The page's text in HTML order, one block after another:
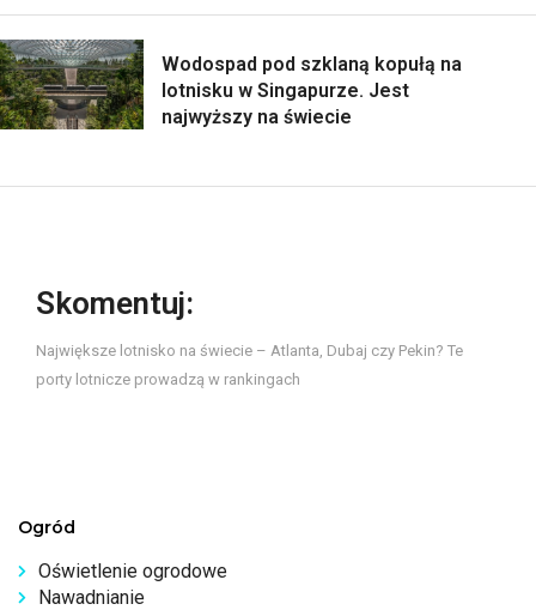
Wodospad pod szklaną kopułą na
lotnisku w Singapurze. Jest
najwyższy na świecie
Skomentuj:
Największe lotnisko na świecie – Atlanta, Dubaj czy Pekin? Te
porty lotnicze prowadzą w rankingach
Ogród
Oświetlenie ogrodowe
Nawadnianie